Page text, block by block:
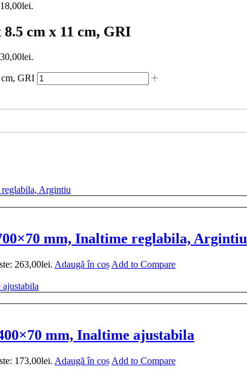
cm x 11 cm, GRI
cm, GRI
mm, Inaltime reglabila, Argintiu
263,00lei. Adaugă în coș Add to Compare
mm, Inaltime ajustabila
173,00lei. Adaugă în coș Add to Compare